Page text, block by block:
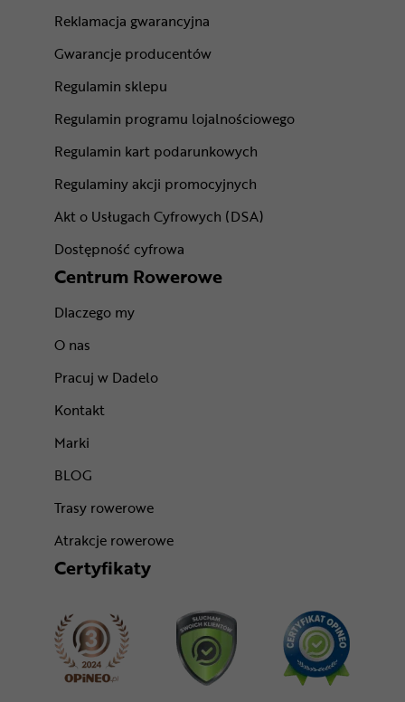
Reklamacja gwarancyjna
Gwarancje producentów
Regulamin sklepu
Regulamin programu lojalnościowego
Regulamin kart podarunkowych
Regulaminy akcji promocyjnych
Akt o Usługach Cyfrowych (DSA)
Dostępność cyfrowa
Centrum Rowerowe
Dlaczego my
O nas
Pracuj w Dadelo
Kontakt
Marki
BLOG
Trasy rowerowe
Atrakcje rowerowe
Certyfikaty